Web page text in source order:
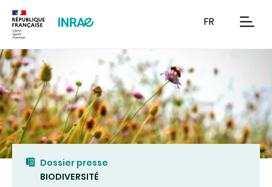
FR
Dossier presse
BIODIVERSITÉ